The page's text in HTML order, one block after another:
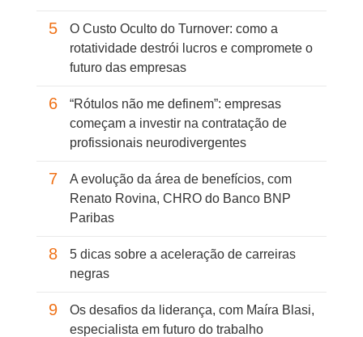
5
O Custo Oculto do Turnover: como a
rotatividade destrói lucros e compromete o
futuro das empresas
6
“Rótulos não me definem”: empresas
começam a investir na contratação de
profissionais neurodivergentes
7
A evolução da área de benefícios, com
Renato Rovina, CHRO do Banco BNP
Paribas
8
5 dicas sobre a aceleração de carreiras
negras
9
Os desafios da liderança, com Maíra Blasi,
especialista em futuro do trabalho